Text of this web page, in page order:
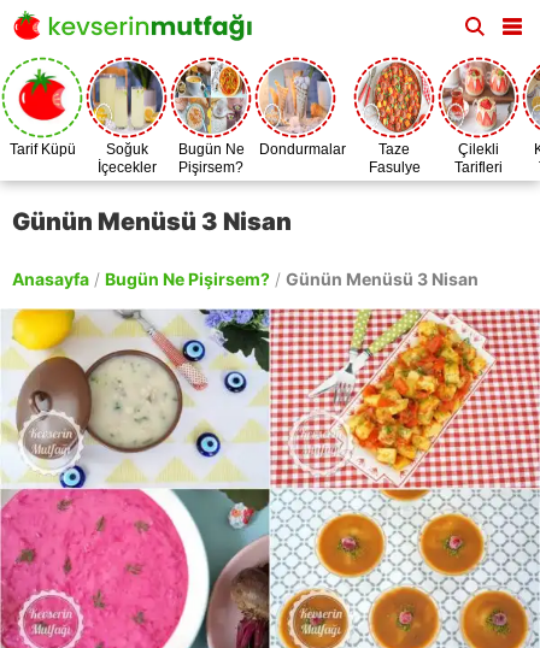
Tarif Küpü
Soğuk
İçecekler
Bugün Ne
Pişirsem?
Dondurmalar
Taze
Fasulye
Zamanı
Çilekli
Tarifleri
Günün Menüsü 3 Nisan
Anasayfa / Bugün Ne Pişirsem? / Günün Menüsü 3 Nisan